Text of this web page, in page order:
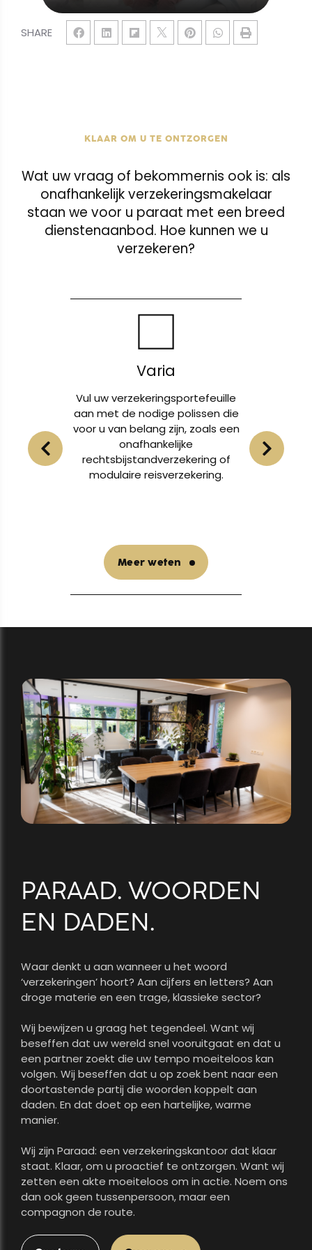
SHARE
KLAAR OM U TE ONTZORGEN
Wat uw vraag of bekommernis ook is: als
onafhankelijk verzekeringsmakelaar
staan we voor u paraat met een breed
dienstenaanbod. Hoe kunnen we u
verzekeren?
de nodige polissen die
belang zijn, zoals een
onafhankelijke
of
reisverzekering.
Of het nu gaat om een
lichamelijk letsel, schade aan
eigendom of auto, wij zijn er
u bij te staan in deze
uitdagende tijden.
Meer weten
PARAAD. WOORDEN
EN DADEN.
Waar denkt u aan wanneer u het woord
‘verzekeringen’ hoort? Aan cijfers en letters? Aan
droge materie en een trage, klassieke sector?
Wij bewijzen u graag het tegendeel. Want wij
beseffen dat uw wereld snel vooruitgaat en dat u
een partner zoekt die uw tempo moeiteloos kan
volgen. Wij beseffen dat u op zoek bent naar een
doortastende partij die woorden koppelt aan
daden. En dat doet op een hartelijke, warme
manier.
Wij zijn Paraad: een verzekeringskantoor dat klaar
staat. Klaar, om u proactief te ontzorgen. Want wij
zetten een akte moeiteloos om in actie. Noem ons
dan ook geen tussenpersoon, maar een
compagnon de route.